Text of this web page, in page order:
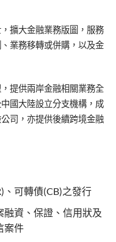
擴大金融業務版圖，服務
業務移轉或併購，以及金
提供兩岸金融相關業務全
國大陸設立分支機構，成
司，亦提供後續跨境金融
、可轉債(CB)之發行
資、保證、信用狀及
案件